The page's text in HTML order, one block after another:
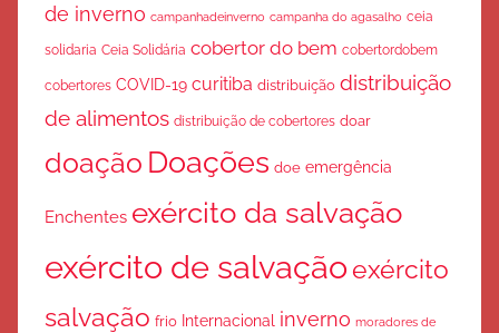
de inverno campanhadeinverno campanha do agasalho ceia
solidaria Ceia Solidária cobertor do bem cobertordobem
cobertores COVID-19 curitiba distribuição distribuição
de alimentos distribuição de cobertores doar
doação Doações doe emergência
Enchentes exército da salvação
exército de salvaçãoexército
salvação frio Internacional inverno moradores de